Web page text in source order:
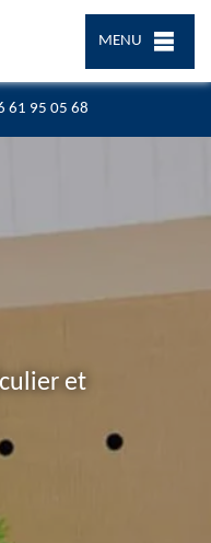
61 95 05 68
MENU
et